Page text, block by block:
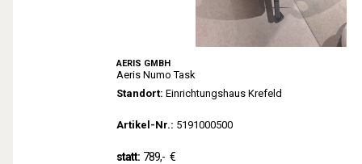
AERIS GMBH
Aeris Numo Task
Standort: Einrichtungshaus Krefeld
Artikel-Nr.: 5191000500
statt: 789,- €